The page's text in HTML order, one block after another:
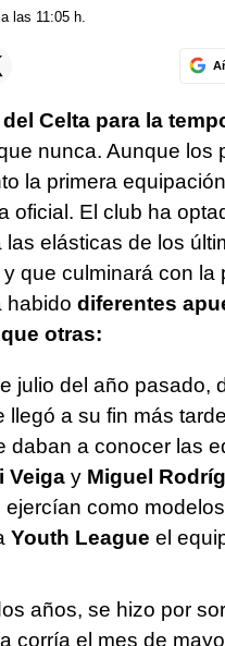
las 11:05 h.
Celta para la
nunca. Aunque los
la primera
oficial. El club ha
las elásticas de los
que culminará con
habido diferentes
otras:
julio del año pasado,
llegó a su fin más
daban a conocer las
Veigay Miguel
como
Youth League el
años, se hizo por
corría el mes de